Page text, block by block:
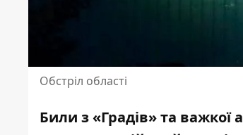
Обстріл області
Били з «Градів» та важкої